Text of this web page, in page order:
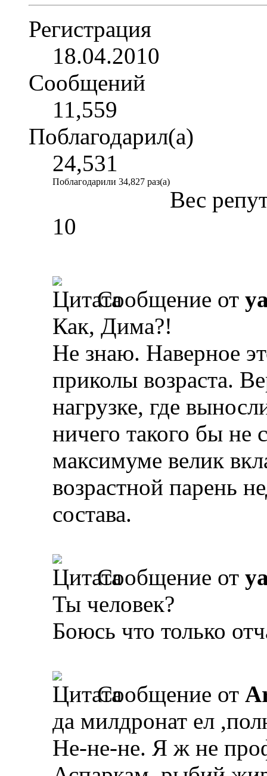
Регистрация
18.04.2010
Сообщений
11,559
Поблагодарил(а)
24,531
Поблагодарили 34,827 раз(а)
Вес
10
Сообщение от
Как, Дима?!
Не знаю. Наверное
приколы возраста.
нагрузке, где
ничего такого бы не
максимуме велик
возрастной парень
состава.
Сообщение от
Ты человек?
Боюсь что только
Сообщение от
да милдронат ел
Не-не-не. Я ж не